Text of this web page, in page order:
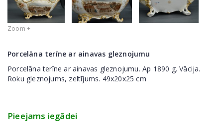
Zoom +
Porcelāna terīne ar ainavas gleznojumu
Porcelāna terīne ar ainavas gleznojumu. Ap 1890 g. Vācija.
Roku gleznojums, zeltījums. 49x20x25 cm
Pieejams iegādei